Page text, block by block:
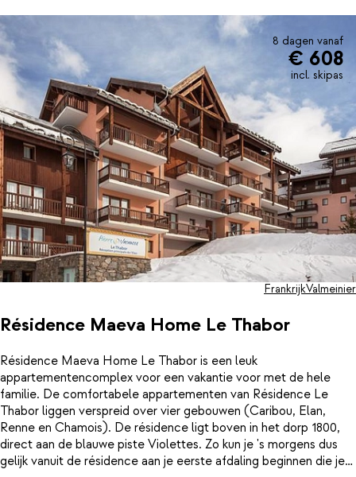
8 dagen vanaf
€ 608
incl. skipas
Résidence Maeva Home Le Thabor
FrankrijkValmeinier
Résidence Maeva Home Le Thabor is een leuk
appartementencomplex voor een vakantie voor met de hele
familie. De comfortabele appartementen van Résidence Le
Thabor liggen verspreid over vier gebouwen (Caribou, Elan,
Renne en Chamois). De résidence ligt boven in het dorp 1800,
direct aan de blauwe piste Violettes. Zo kun je 's morgens dus
gelijk vanuit de résidence aan je eerste afdaling beginnen die je